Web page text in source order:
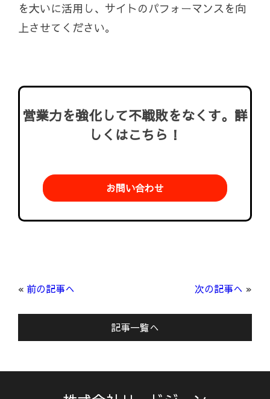
を大いに活用し、サイトのパフォーマンスを向
上させてください。
営業力を強化して不戦敗をなくす。詳
しくはこちら！
お問い合わせ
« 前の記事へ 次の記事へ »
記事一覧へ